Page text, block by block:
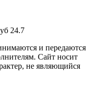
24.7
и передаются
Сайт носит
не являющийся